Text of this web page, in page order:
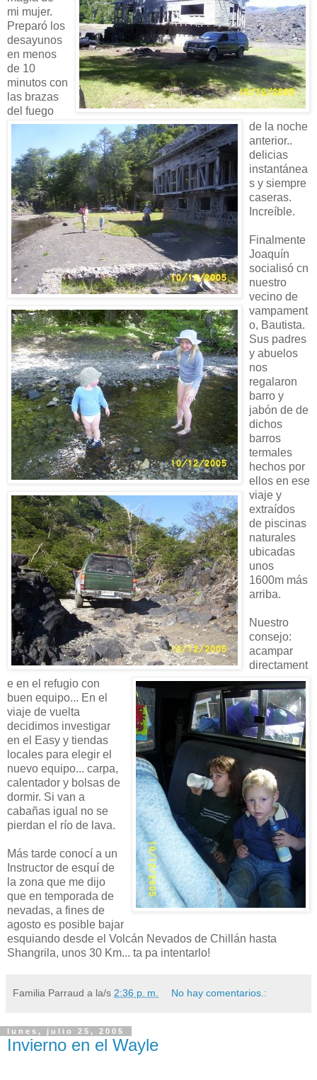
mi mujer.
Preparó los
desayunos
en menos
de 10
minutos con
las brazas
del fuego
de la noche
anterior..
delicias
instantánea
s y siempre
caseras.
Increíble.
Finalmente
Joaquín
socialisó cn
nuestro
vecino de
vampament
o, Bautista.
Sus padres
y abuelos
nos
regalaron
barro y
jabón de de
dichos
barros
termales
hechos por
ellos en ese
viaje y
extraídos
de piscinas
naturales
ubicadas
unos
1600m más
arriba.
Nuestro
consejo:
acampar
directament
e en el refugio con
buen equipo... En el
viaje de vuelta
decidimos investigar
en el Easy y tiendas
locales para elegir el
nuevo equipo... carpa,
calentador y bolsas de
dormir. Si van a
cabañas igual no se
pierdan el río de lava.
Más tarde conocí a un
Instructor de esquí de
la zona que me dijo
que en temporada de
nevadas, a fines de
agosto es posible bajar
esquiando desde el Volcán Nevados de Chillán hasta
Shangrila, unos 30 Km... ta pa intentarlo!
Familia Parraud a la/s 2:36 p. m. No hay comentarios.:
lunes, julio 25, 2005
Invierno en el Wayle